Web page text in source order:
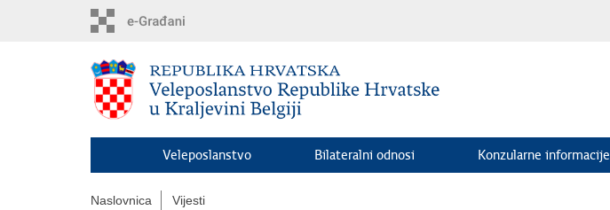
Veleposlanstvo Bilateralni odnosi Konzularne informacije
Naslovnica Vijesti